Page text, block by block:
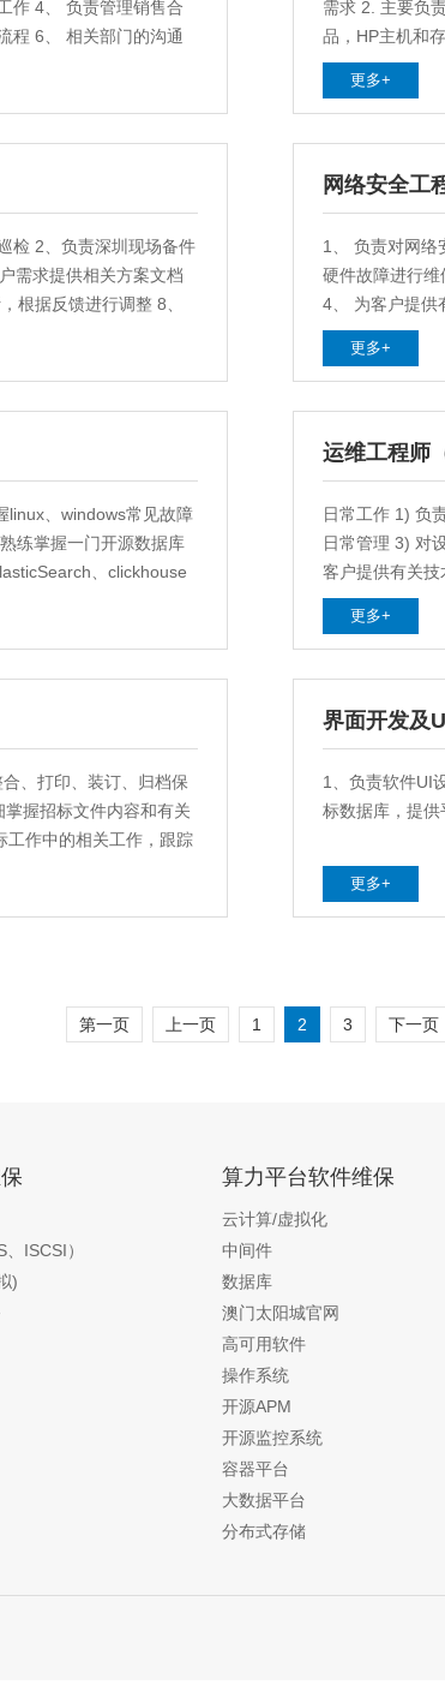
作 4、 负责管理销售合
程 6、 相关部门的沟通
需求 2. 主要负
品，HP主机和
Cisco、H3C、
库、中间件及
更多+
检 2、负责深圳现场备件
需求提供相关方案文档
根据反馈进行调整 8、
网络安全工
1、 负责对网络
硬件故障进行
4、 为客户提供
对网络安全售前
更多+
linux、windows常见故障
练掌握一门开源数据库
、clickhouse
，rabbitMQ，
运维工程师
日常工作 1) 负
日常管理 3) 对
客户提供有关
完成售前支持
更多+
、打印、装订、归档保
握招标文件内容和有关
工作中的相关工作，跟踪
、中标公告、工程师表
文件编制过程中的问
界面开发及
1、负责软件UI
标数据库，提供
更多+
第一页 上一页 1 2 3 下一页
ISCSI）
)
算力平台软件维保
云计算/虚拟化
中间件
数据库
澳门太阳城官网
高可用软件
操作系统
开源APM
开源监控系统
容器平台
大数据平台
分布式存储